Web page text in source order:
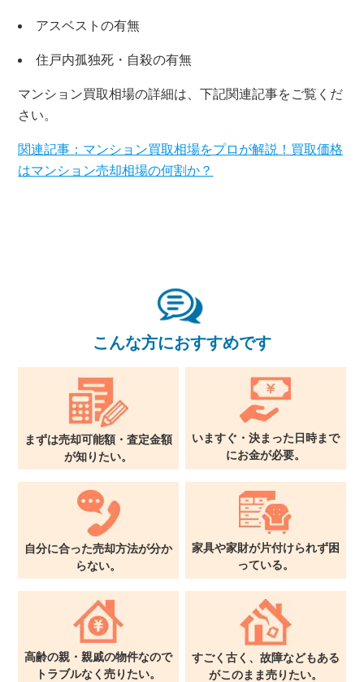
×
無料査定・売却相談
関西支社 0120-711-018
アスベストの有無
住戸内孤独死・自殺の有無
マンション買取相場の詳細は、下記関連記事をご覧くだ
さい。
関連記事：マンション買取相場をプロが解説！買取価格
はマンション売却相場の何割か？
こんな方におすすめです
まずは売却可能額・査定金額
が知りたい。
いますぐ・決まった日時まで
にお金が必要。
自分に合った売却方法が分か
らない。
家具や家財が片付けられず困
っている。
高齢の親・親戚の物件なので
トラブルなく売りたい。
すごく古く、故障などもある
がこのまま売りたい。